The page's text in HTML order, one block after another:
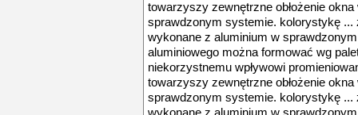
towarzyszy zewnętrzne obłożenie
sprawdzonym systemie. kolorystykę ...
wykonane z aluminium w
aluminiowego można formować wg
niekorzystnemu wpływowi
towarzyszy zewnętrzne obłożenie
sprawdzonym systemie. kolorystykę ...